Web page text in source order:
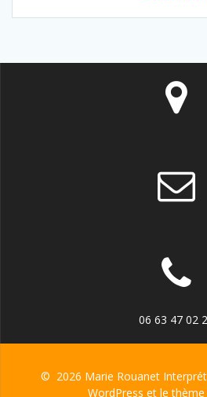
06 63 47 02
© 2026 Marie Rouanet
WordPress et lethème